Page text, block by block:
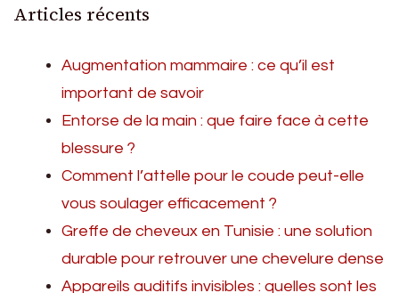
Articles récents
Augmentation mammaire : ce qu’il est
important de savoir
Entorse de la main : que faire face à cette
blessure ?
Comment l’attelle pour le coude peut-elle
vous soulager efficacement ?
Greffe de cheveux en Tunisie : une solution
durable pour retrouver une chevelure dense
Appareils auditifs invisibles : quelles sont les